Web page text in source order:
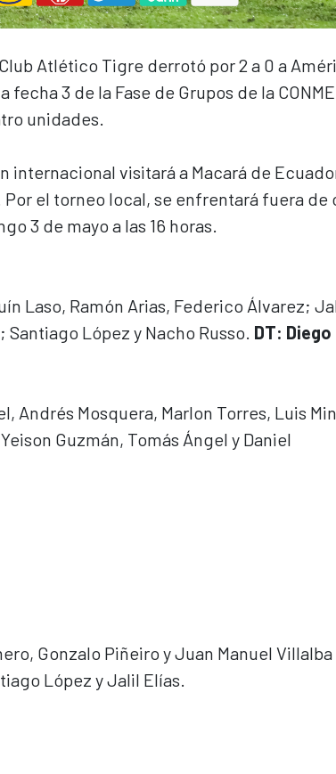
Atlético Tigre derrotó por 2 a 0 a
3 de la Fase de Grupos de la
unidades.
visitará a Macará de
Por el torneo local, se enfrentará fuera de
3 de mayo a las 16 horas.
Laso, Ramón Arias, Federico Álvarez;
Santiago López y Nacho Russo. DT: Diego
Andrés Mosquera, Marlon Torres, Luis
Guzmán, Tomás Ángel y Daniel
Gonzalo Piñeiro y Juan Manuel Villalba
López y Jalil Elías.